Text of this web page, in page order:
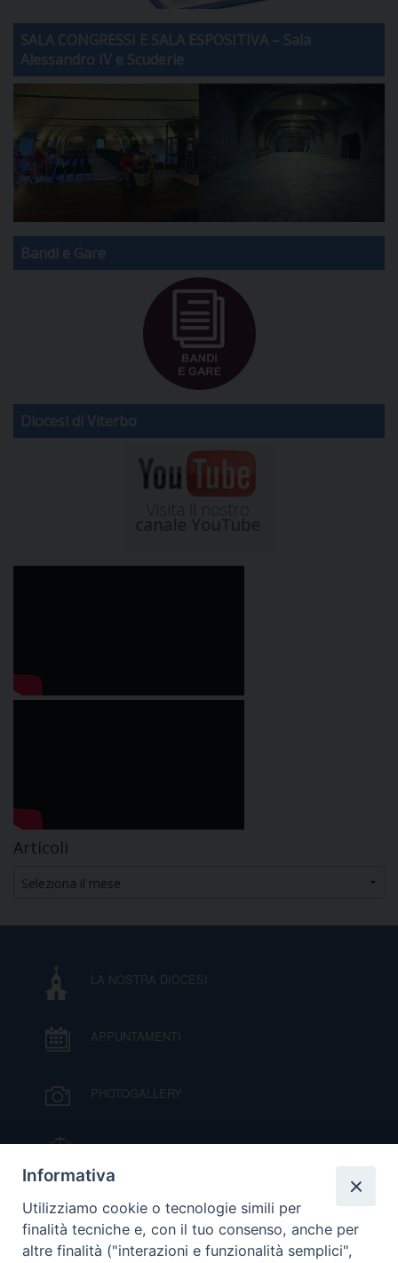
SALA CONGRESSI E SALA ESPOSITIVA – Sala
Alessandro IV e Scuderie
Bandi e Gare
Diocesi di Viterbo
Articoli
Articoli
LA NOSTRA DIOCESI
APPUNTAMENTI
PHOTOGALLERY
IL VESCOVO MONS. ORAZIO FRANCESCO
PIAZZA
VIDEOGALLERY
Informativa
Utilizziamo cookie o tecnologie simili per
finalità tecniche e, con il tuo consenso, anche per
altre finalità ("interazioni e funzionalità semplici",